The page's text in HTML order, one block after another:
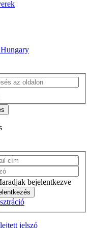
bejelentkezve
jelszó